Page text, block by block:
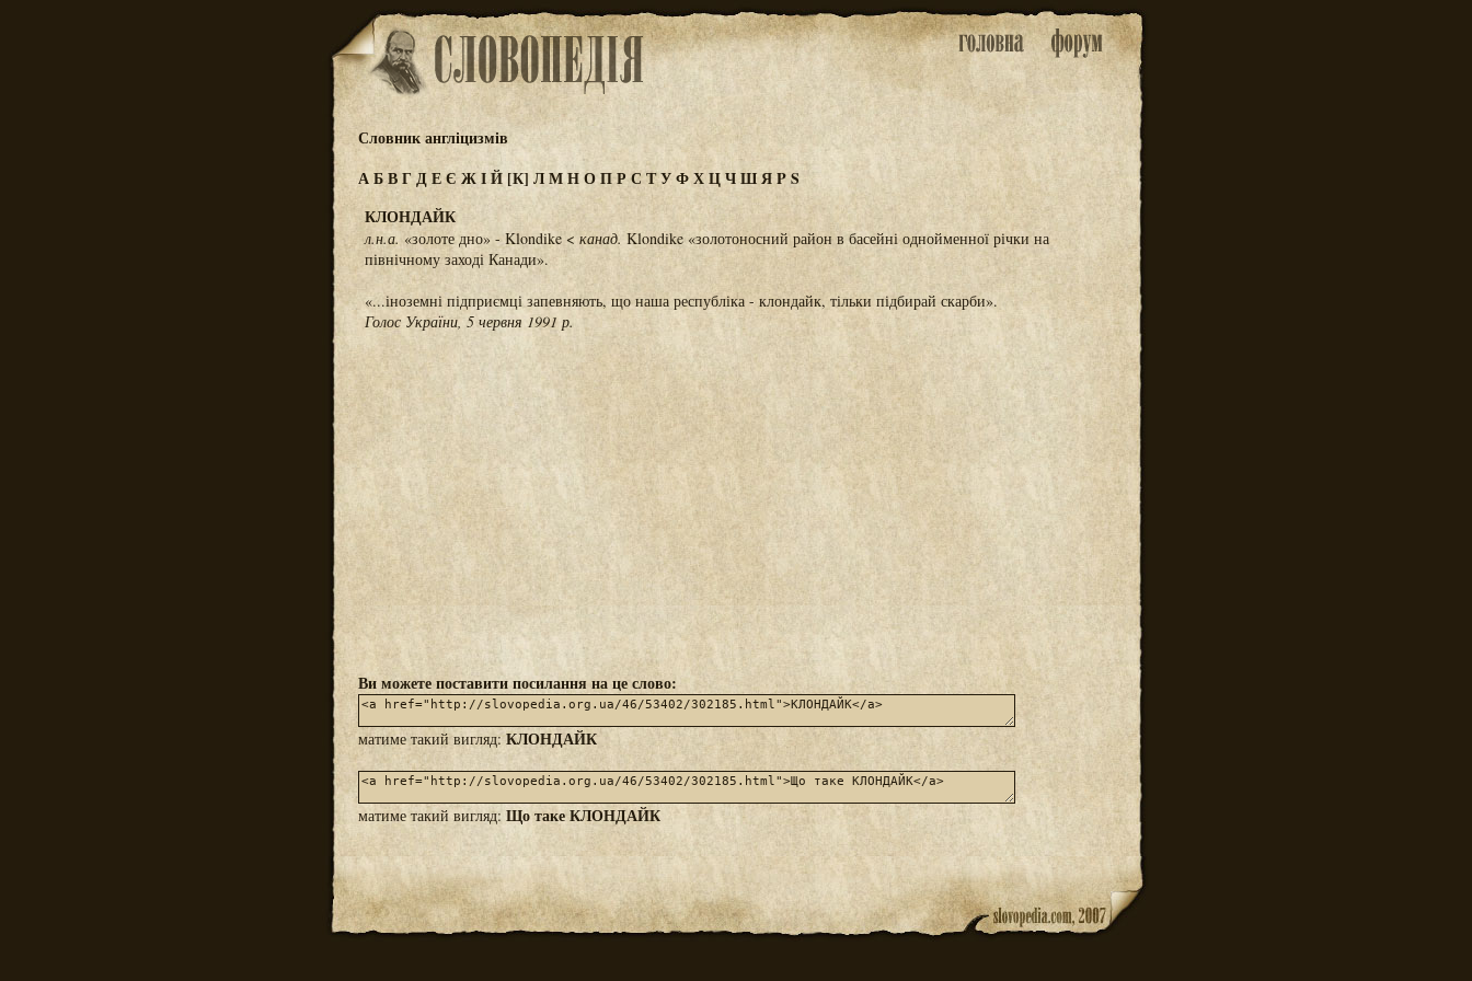
Словник англіцизмів
АБВГДЕЄЖІЙ [К] ЛМНОПРС ТУФХЦЧШЯPS
КЛОНДАЙК
л.н.а. «золоте дно» - Klondike < канад. Klondike «золотоносний район в басейні однойменної річки на
північному заході Канади».
«...іноземні підприємці запевняють, що наша республіка - клондайк, тільки підбирай скарби».
Голос України, 5 червня 1991 р.
Ви можете поставити посилання на це слово:
матиме такий вигляд:КЛОНДАЙК
матиме такий вигляд: Що таке КЛОНДАЙК